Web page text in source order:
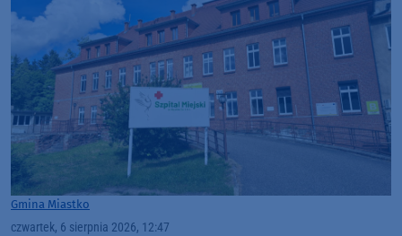
Gmina Miastko
czwartek, 6 sierpnia 2026, 12:47